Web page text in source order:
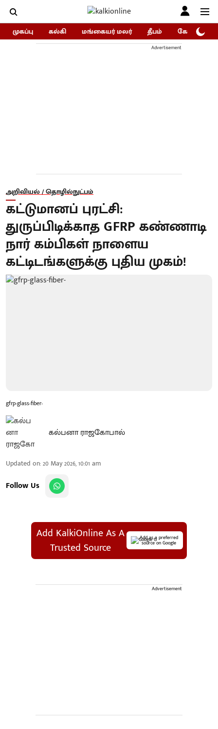
முகப்பு கல்கி மங்கையர் மலர் தீபம் கோகுலம்/
Advertisement
அறிவியல் / தொழில்நுட்பம்
கட்டுமானப் புரட்சி:
துருப்பிடிக்காத GFRP கண்ணாடி
நார் கம்பிகள் நாளைய
கட்டிடங்களுக்கு புதிய முகம்!
gfrp-glass-fiber-
கல்பனா ராஜகோபால்
Updated on:20 May 2026, 10:01 am
Follow Us
Add KalkiOnline As A
Trusted Source
Add as a preferred
source on Google
Advertisement